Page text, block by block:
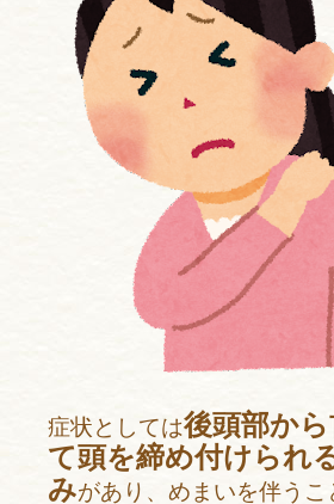
症状としては後頭部か
て頭を締め付けられ
みがあり、めまいを伴う